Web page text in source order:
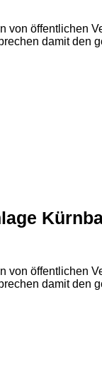
von öffentlichen
damit den
von öffentlichen
damit den